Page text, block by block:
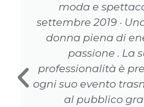
moda e
settembre 2019 ·
donna piena di
passione . La
professionalità è
ogni suo evento
al pubblico